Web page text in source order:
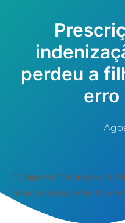
perdeu a
erro
O Superior Tribunal de
danos morais à mãe de